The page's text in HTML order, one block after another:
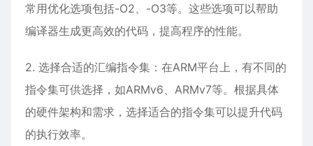
常用优化选项包括-O2、-O3等。这些选项可以帮助
编译器生成更高效的代码，提高程序的性能。
2. 选择合适的汇编指令集：在ARM平台上，有不同的
指令集可供选择，如ARMv6、ARMv7等。根据具体
的硬件架构和需求，选择适合的指令集可以提升代码
的执行效率。